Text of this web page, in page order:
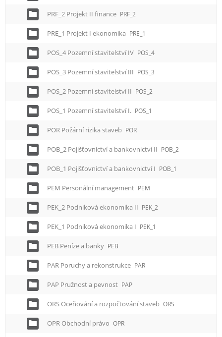
PRF_2 Projekt II finance PRF_2
PRE_1 Projekt I ekonomika PRE_1
POS_4 Pozemní stavitelství IV POS_4
POS_3 Pozemní stavitelství III POS_3
POS_2 Pozemní stavitelství II POS_2
POS_1 Pozemní stavitelství I. POS_1
POR Požární rizika staveb POR
POB_2 Pojišťovnictví a bankovnictví II POB_2
POB_1 Pojišťovnictví a bankovnictví I POB_1
PEM Personální management PEM
PEK_2 Podniková ekonomika II PEK_2
PEK_1 Podniková ekonomika I PEK_1
PEB Peníze a banky PEB
PAR Poruchy a rekonstrukce PAR
PAP Pružnost a pevnost PAP
ORS Oceňování a rozpočtování staveb ORS
OPR Obchodní právo OPR